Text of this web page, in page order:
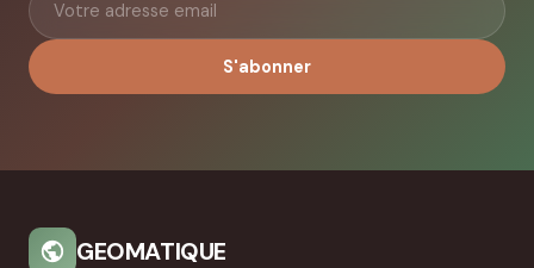
S'abonner
GEOMATIQUE